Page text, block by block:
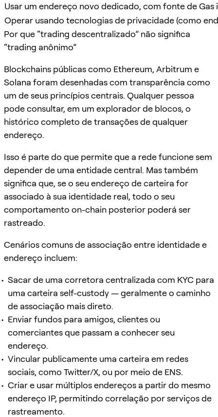
Usar um endereço novo dedicado, com fonte de Gas
Operar usando tecnologias de privacidade (como
Por que “trading descentralizado” não significa
“trading anônimo”
Blockchains públicas como Ethereum, Arbitrum e
Solana foram desenhadas com transparência como
um de seus princípios centrais. Qualquer pessoa
pode consultar, em um explorador de blocos, o
histórico completo de transações de qualquer
endereço.
Isso é parte do que permite que a rede funcione sem
depender de uma entidade central. Mas também
significa que, se o seu endereço de carteira for
associado à sua identidade real, todo o seu
comportamento on-chain posterior poderá ser
rastreado.
Cenários comuns de associação entre identidade e
endereço incluem:
Sacar de uma corretora centralizada com KYC para
uma carteira self-custody — geralmente o caminho
de associação mais direto.
Enviar fundos para amigos, clientes ou
comerciantes que passam a conhecer seu
endereço.
Vincular publicamente uma carteira em redes
sociais, como Twitter/X, ou por meio de ENS.
Criar e usar múltiplos endereços a partir do mesmo
endereço IP, permitindo correlação por serviços de
rastreamento.